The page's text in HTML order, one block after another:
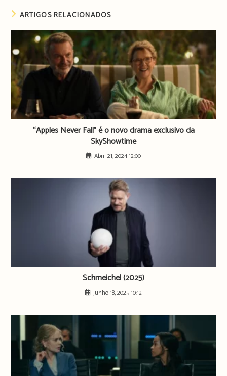
ARTIGOS RELACIONADOS
“Apples Never Fall” é o novo drama exclusivo da
SkyShowtime
Abril 21, 2024 12:00
Schmeichel (2025)
Junho 18, 2025 10:12